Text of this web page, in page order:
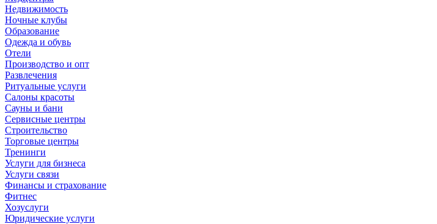
Недвижимость
Ночные клубы
Образование
Одежда и обувь
Отели
Производство и опт
Развлечения
Ритуальные услуги
Салоны красоты
Сауны и бани
Сервисные центры
Строительство
Торговые центры
Тренинги
Услуги для бизнеса
Услуги связи
Финансы и страхование
Фитнес
Хозуслуги
Юридические услуги